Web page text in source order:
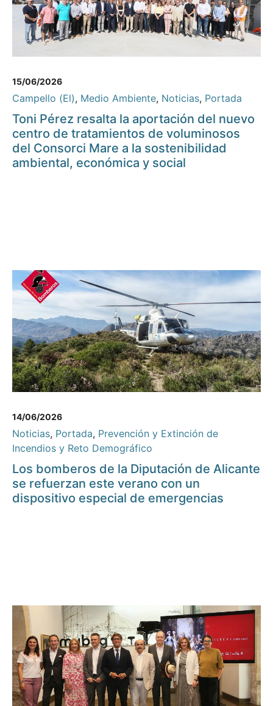
15/06/2026
Campello (El), Medio Ambiente, Noticias, Portada
Toni Pérez resalta la aportación del nuevo
centro de tratamientos de voluminosos
del Consorci Mare a la sostenibilidad
ambiental, económica y social
14/06/2026
Noticias, Portada, Prevención y Extinción de
Incendios y Reto Demográfico
Los bomberos de la Diputación de Alicante
se refuerzan este verano con un
dispositivo especial de emergencias